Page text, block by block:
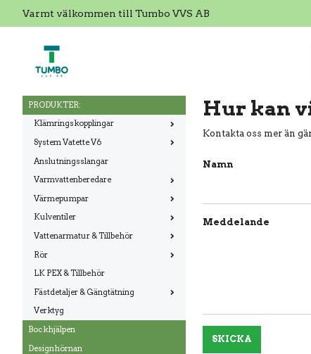
Varmt välkommen till Tumbo VVS AB
PRODUKTER:
Klämringskopplingar
System Vatette V6
Anslutningsslangar
Varmvattenberedare
Värmepumpar
Kulventiler
Vattenarmatur & Tillbehör
Rör
LK PEX & Tillbehör
Fästdetaljer & Gängtätning
Verktyg
Bockhjälpen
Designhörnan
Hur kan
Kontakta oss mer än
Namn
Meddelande
SKICKA